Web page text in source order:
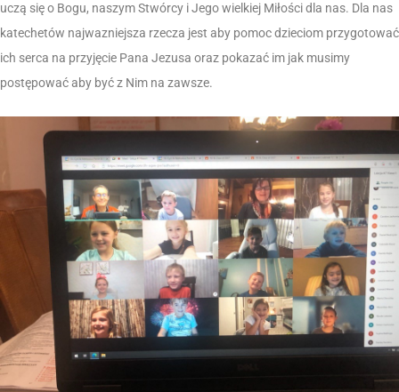
uczą się o Bogu, naszym Stwórcy i Jego wielkiej Miłości dla nas. Dla nas
katechetów najwazniejsza rzecza jest aby pomoc dzieciom przygotować
ich serca na przyjęcie Pana Jezusa oraz pokazać im jak musimy
postępować aby być z Nim na zawsze.